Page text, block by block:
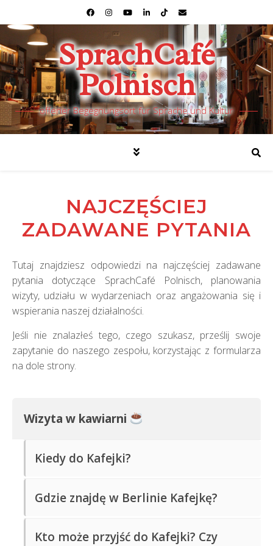
SprachCafé
Polnisch
offener Begegnungsort für Sprache und Kultur
NAJCZĘŚCIEJ
ZADAWANE PYTANIA
Tutaj znajdziesz odpowiedzi na najczęściej zadawane
pytania dotyczące SprachCafé Polnisch, planowania
wizyty, udziału w wydarzeniach oraz angażowania się i
wspierania naszej działalności.
Jeśli nie znalazłeś tego, czego szukasz, prześlij swoje
zapytanie do naszego zespołu, korzystając z formularza
na dole strony.
Wizyta w kawiarni
Kiedy do Kafejki?
SprachCafé Polnisch.
Gdzie znajdę w Berlinie Kafejkę?
SprachCafé Polnisch.
Kto może przyjść do Kafejki? Czy